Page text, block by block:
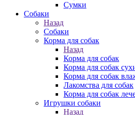
Сумки
Собаки
Назад
Собаки
Корма для собак
Назад
Корма для собак
Корма для собак
Корма для собак
Лакомства для собак
Корма для собак
Игрушки собаки
Назад